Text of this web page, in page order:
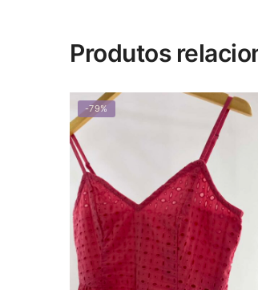
Produtos
-79%